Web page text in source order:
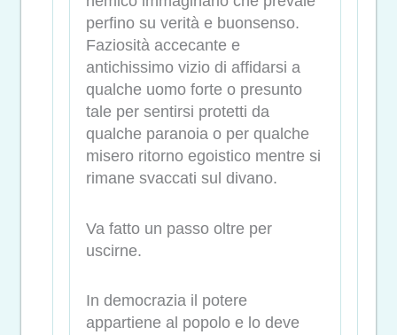
perfino su verità e buonsenso.
Faziosità accecante e
antichissimo vizio di affidarsi a
qualche uomo forte o presunto
tale per sentirsi protetti da
qualche paranoia o per qualche
misero ritorno egoistico mentre si
rimane svaccati sul divano.
Va fatto un passo oltre per
uscirne.
In democrazia il potere
appartiene al popolo e lo deve